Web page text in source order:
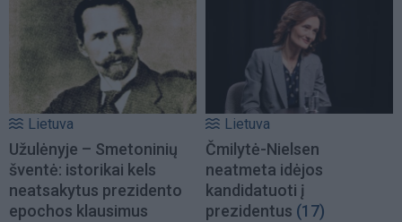
Lietuva
Užulėnyje – Smetoninių
šventė: istorikai kels
neatsakytus prezidento
epochos klausimus
Lietuva
Čmilytė-Nielsen
neatmeta idėjos
kandidatuoti į
prezidentus (17)